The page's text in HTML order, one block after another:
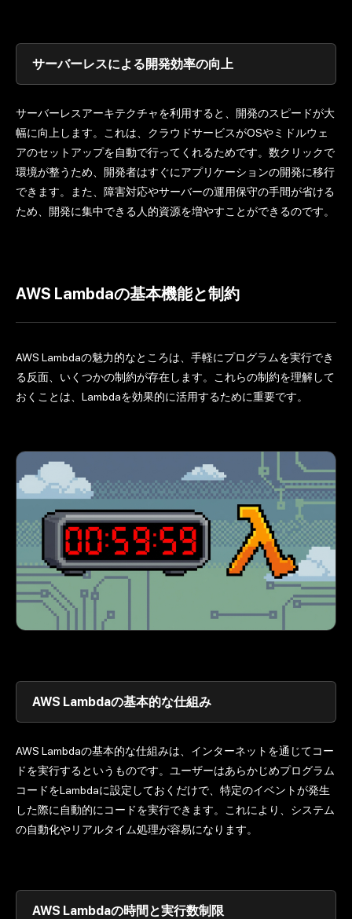
サーバーレスによる開発効率の向上
サーバーレスアーキテクチャを利用すると、開発のスピードが大
幅に向上します。これは、クラウドサービスがOSやミドルウェ
アのセットアップを自動で行ってくれるためです。数クリックで
環境が整うため、開発者はすぐにアプリケーションの開発に移行
できます。また、障害対応やサーバーの運用保守の手間が省ける
ため、開発に集中できる人的資源を増やすことができるのです。
AWS Lambdaの基本機能と制約
AWS Lambdaの魅力的なところは、手軽にプログラムを実行でき
る反面、いくつかの制約が存在します。これらの制約を理解して
おくことは、Lambdaを効果的に活用するために重要です。
AWS Lambdaの基本的な仕組み
AWS Lambdaの基本的な仕組みは、インターネットを通じてコー
ドを実行するというものです。ユーザーはあらかじめプログラム
コードをLambdaに設定しておくだけで、特定のイベントが発生
した際に自動的にコードを実行できます。これにより、システム
の自動化やリアルタイム処理が容易になります。
AWS Lambdaの時間と実行数制限